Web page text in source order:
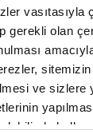
vasıtasıyla
gerekli olan
ve sizlere
dahilinde